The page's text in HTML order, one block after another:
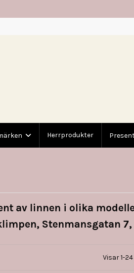
Herrprodukter
av linnen i olika
Stenmansgatan
Visar 1-